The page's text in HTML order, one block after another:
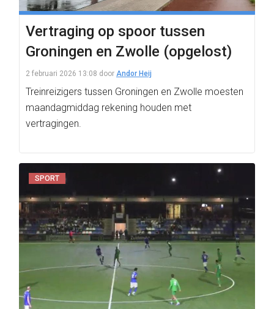
Vertraging op spoor tussen
Groningen en Zwolle (opgelost)
2 februari 2026 13:08 door Andor Heij
Treinreizigers tussen Groningen en Zwolle moesten
maandagmiddag rekening houden met
vertragingen.
SPORT